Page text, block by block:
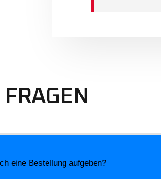
eine Bestellung aufgeben?